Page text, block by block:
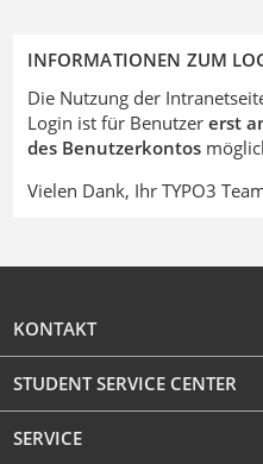
INFORMATIONEN ZUM
Die Nutzung der
Login ist für Benutzer erst
des Benutzerkontos
Vielen Dank, Ihr TYPO3
KONTAKT
STUDENT SERVICE CENTER
SERVICE